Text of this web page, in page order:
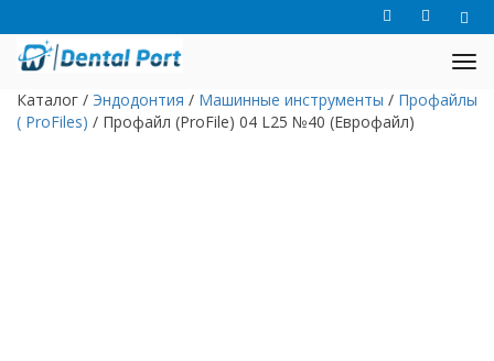
Каталог / Эндодонтия / Машинные инструменты / Профайлы
( ProFiles) / Профайл (ProFile) 04 L25 №40 (Еврофайл)